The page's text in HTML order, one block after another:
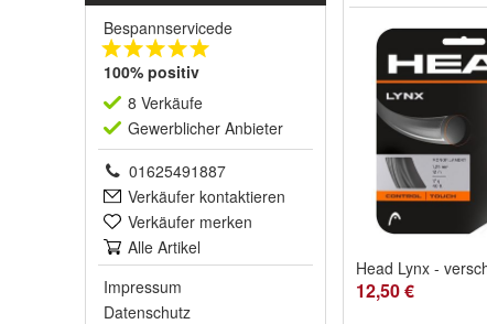
Bespannservicede
100% positiv
8 Verkäufe
Gewerblicher Anbieter
01625491887
Verkäufer kontaktieren
Verkäufer merken
Alle Artikel
Impressum
Datenschutz
12,50 €